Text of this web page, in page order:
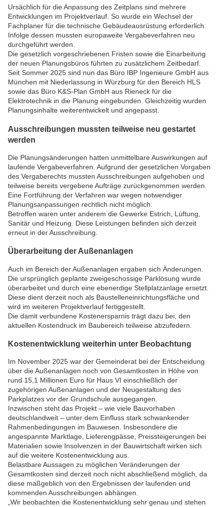
Ursächlich für die Anpassung des Zeitplans sind mehrere
Entwicklungen im Projektverlauf. So wurde ein Wechsel der
Fachplaner für die technische Gebäudeausrüstung erforderlich.
Infolge dessen mussten europaweite Vergabeverfahren neu
durchgeführt werden.
Die gesetzlich vorgeschriebenen Fristen sowie die Einarbeitung
der neuen Planungsbüros führten zu zusätzlichem Zeitbedarf.
Seit Sommer 2025 sind nun das Büro IBP Ingenieure GmbH aus
München mit Niederlassung in Würzburg für den Bereich HLS
sowie das Büro K&S-Plan GmbH aus Rieneck für die
Elektrotechnik in die Planung eingebunden. Gleichzeitig wurden
Planungsinhalte weiterentwickelt und angepasst.
Ausschreibungen mussten teilweise neu gestartet
werden
Die Planungsänderungen hatten unmittelbare Auswirkungen auf
laufende Vergabeverfahren. Aufgrund der gesetzlichen Vorgaben
des Vergaberechts mussten Ausschreibungen aufgehoben und
teilweise bereits vergebene Aufträge zurückgenommen werden.
Eine Fortführung der Verfahren war wegen notwendiger
Planungsanpassungen rechtlich nicht möglich.
Betroffen waren unter anderem die Gewerke Estrich, Lüftung,
Sanitär und Heizung. Diese Leistungen befinden sich derzeit
erneut in der Ausschreibung.
Überarbeitung der Außenanlagen
Auch im Bereich der Außenanlagen ergaben sich Änderungen.
Die ursprünglich geplante zweigeschossige Parklösung wurde
überarbeitet und durch eine ebenerdige Stellplatzanlage ersetzt.
Diese dient derzeit noch als Baustelleneinrichtungsfläche und
wird im weiteren Projektverlauf fertiggestellt.
Die damit verbundene Kostenersparnis trägt dazu bei, den
aktuellen Kostendruck im Baubereich teilweise abzufedern.
Kostenentwicklung weiterhin unter Beobachtung
Im November 2025 war der Gemeinderat bei der Entscheidung
über die Außenanlagen noch von Gesamtkosten in Höhe von
rund 15,1 Millionen Euro für Haus VI einschließlich der
zugehörigen Außenanlagen und der Neugestaltung des
Parkplatzes vor der Grundschule ausgegangen.
Inzwischen steht das Projekt – wie viele Bauvorhaben
deutschlandweit – unter dem Einfluss stark schwankender
Rahmenbedingungen im Bauwesen. Insbesondere die
angespannte Marktlage, Lieferengpässe, Preissteigerungen bei
Materialien sowie Insolvenzen in der Bauwirtschaft wirken sich
auf die weitere Kostenentwicklung aus.
Belastbare Aussagen zu möglichen Veränderungen der
Gesamtkosten sind derzeit noch nicht abschließend möglich, da
diese maßgeblich von den Ergebnissen der laufenden und
kommenden Ausschreibungen abhängen.
„Wir beobachten die Kostenentwicklung sehr genau und stehen